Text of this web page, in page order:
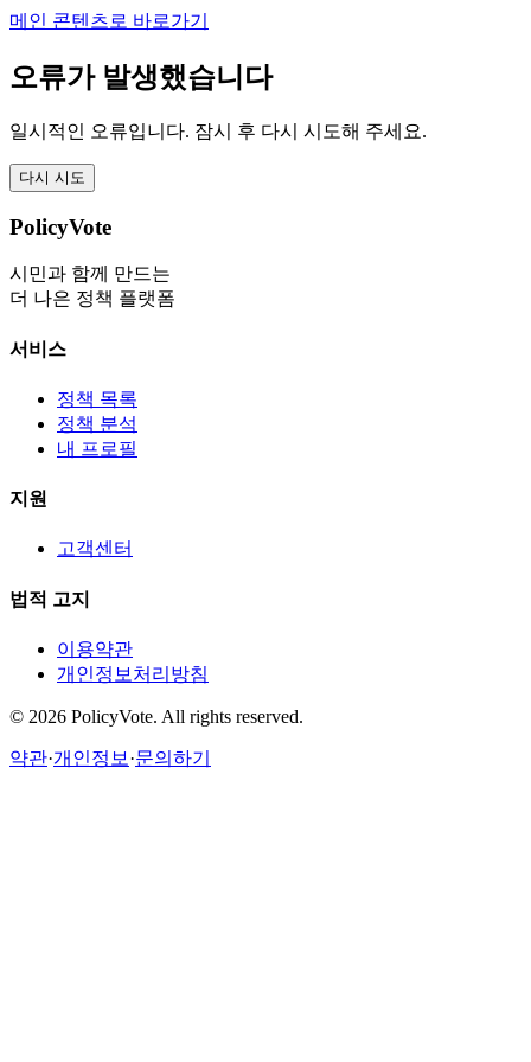
메인 콘텐츠로 바로가기
오류가 발생했습니다
일시적인 오류입니다. 잠시 후 다시 시도해 주세요.
다시 시도
PolicyVote
시민과 함께 만드는
더 나은 정책 플랫폼
서비스
정책 목록
정책 분석
내 프로필
지원
고객센터
법적 고지
이용약관
개인정보처리방침
© 2026 PolicyVote. All rights reserved.
약관·개인정보 ·문의하기